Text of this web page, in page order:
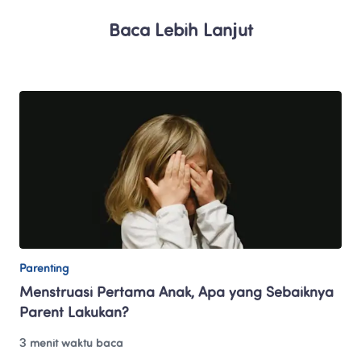
Baca Lebih Lanjut
Parenting
Menstruasi Pertama Anak, Apa yang Sebaiknya
Parent Lakukan?
3 menit waktu baca